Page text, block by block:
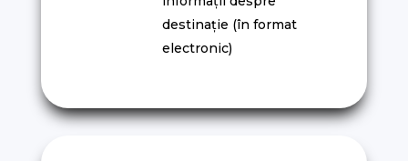
destinație (în format
electronic)